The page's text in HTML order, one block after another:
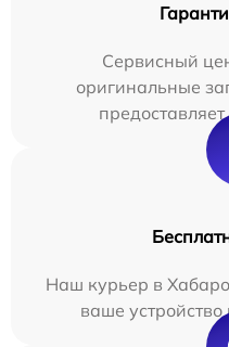
Сервисный
оригинальные
Наш курьер в
ваше